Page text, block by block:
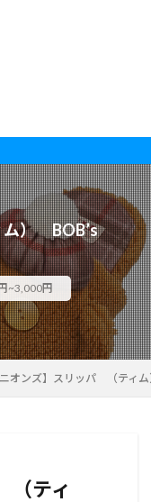
） BOB’s
~3,000円
ニオンズ】スリッパ （ティ
（ティ